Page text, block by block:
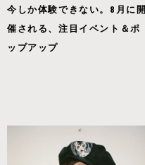
今しか体験できない。8月に開
催される、注目イベント＆ポ
ップアップ